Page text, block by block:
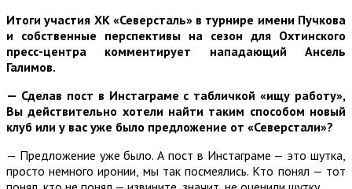
Итоги участия ХК «Северсталь» в турнире имени Пучкова
и собственные перспективы на сезон для Охтинского
пресс-центра комментирует нападающий Ансель
Галимов.
— Сделав пост в Инстаграме с табличкой «ищу работу»,
Вы действительно хотели найти таким способом новый
клуб или у вас уже было предложение от «Северстали»?
— Предложение уже было. А пост в Инстаграме — это шутка,
просто немного иронии, мы так посмеялись. Кто понял — тот